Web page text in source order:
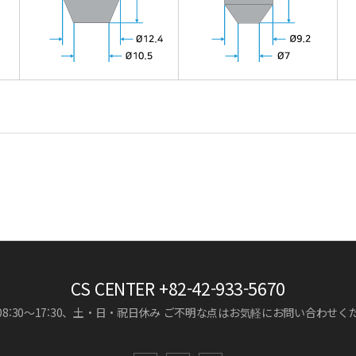
CS CENTER+82-42-933-5670
～17:30、土・日・祝日休みご不明な点はお気軽にお問い合わせく